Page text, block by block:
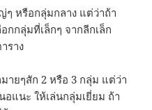
หรือกลุ่มกลาง แต่ว่าถ้า
กกลุ่มที่เล็กๆ จากลีกเล็ก
ราง
ยๆสัก 2 หรือ 3 กลุ่ม แต่ว่า
อแนะ ให้เล่นกลุ่มเยี่ยม ถ้า